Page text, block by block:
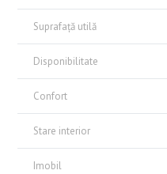
Suprafață utilă
Disponibilitate
Confort
Stare interior
Imobil